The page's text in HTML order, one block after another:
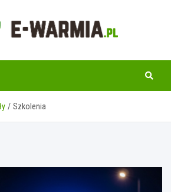
warmia.pl
Szkolenia